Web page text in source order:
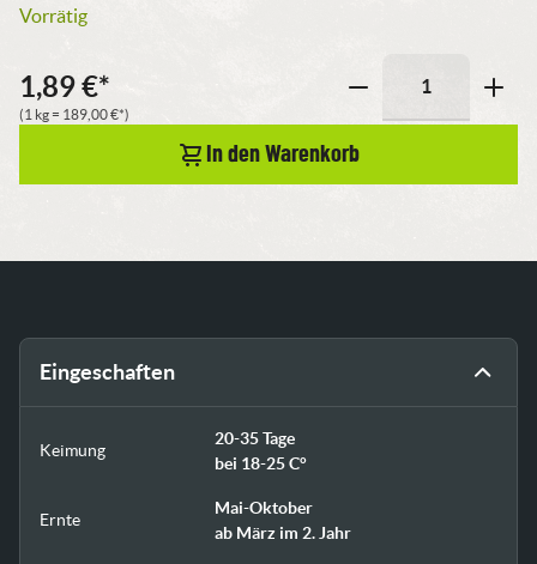
Vorrätig
1,89€*
(1 kg = 189,00€*)
Menge
In den Warenkorb
Eingeschaften
Keimung
20-35 Tage
bei 18-25 C°
Ernte
Mai-Oktober
ab März im 2. Jahr